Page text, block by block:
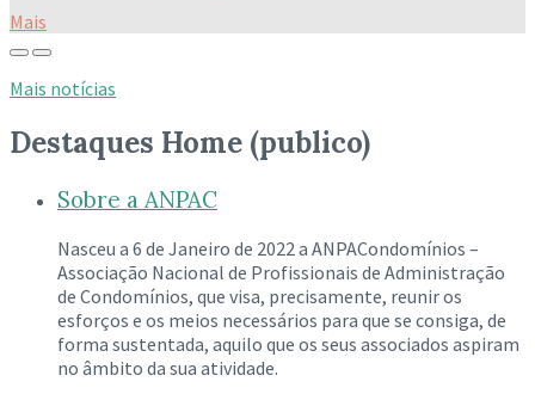
Mais
Mais notícias
Destaques Home (publico)
Sobre a ANPAC
Nasceu a 6 de Janeiro de 2022 a ANPACondomínios –
Associação Nacional de Profissionais de Administração
de Condomínios, que visa, precisamente, reunir os
esforços e os meios necessários para que se consiga, de
forma sustentada, aquilo que os seus associados aspiram
no âmbito da sua atividade.